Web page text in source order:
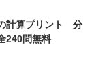
計算プリント 分
240問無料